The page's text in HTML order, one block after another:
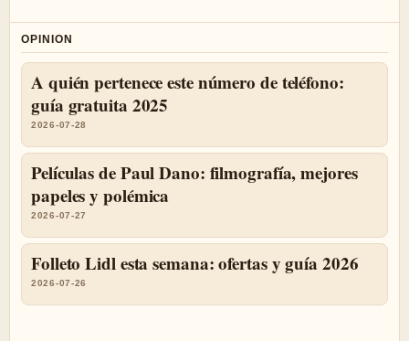
OPINION
A quién pertenece este número de teléfono:
guía gratuita 2025
2026-07-28
Películas de Paul Dano: filmografía, mejores
papeles y polémica
2026-07-27
Folleto Lidl esta semana: ofertas y guía 2026
2026-07-26